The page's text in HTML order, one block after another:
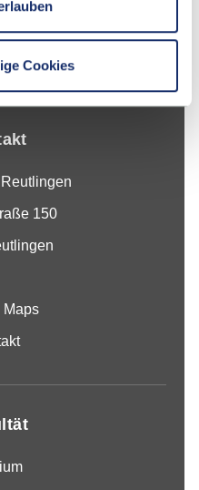
Cookies
150
Maps